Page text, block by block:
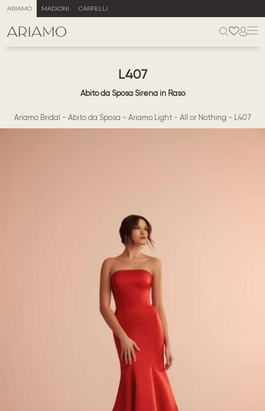
ARIAMO MADIONI CARFELLI
L407
Abito da Sposa Sirena in Raso
Ariamo Bridal - Abito da Sposa - Ariamo Light - All or Nothing - L407